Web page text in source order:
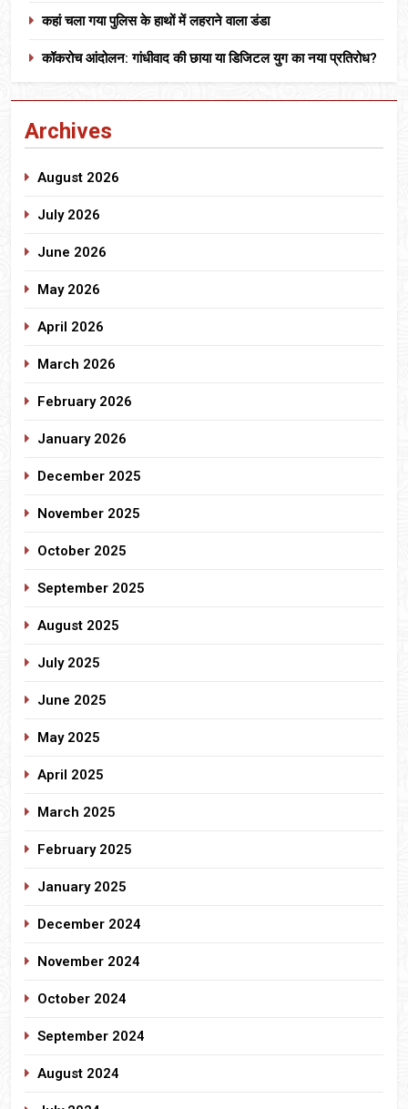
कहां चला गया पुलिस के हाथों में लहराने वाला डंडा
कॉकरोच आंदोलन: गांधीवाद की छाया या डिजिटल युग का नया प्रतिरोध?
Archives
August 2026
July 2026
June 2026
May 2026
April 2026
March 2026
February 2026
January 2026
December 2025
November 2025
October 2025
September 2025
August 2025
July 2025
June 2025
May 2025
April 2025
March 2025
February 2025
January 2025
December 2024
November 2024
October 2024
September 2024
August 2024